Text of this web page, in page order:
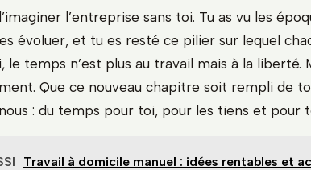
l’entreprise sans toi. Tu as vu les
évoluer, et tu es resté ce pilier sur lequel
le temps n’est plus au travail mais à la
Que ce nouveau chapitre soit rempli de
: du temps pour toi, pour les tiens et pour
Travail à domicile manuel : idées rentables et